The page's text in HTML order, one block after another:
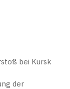
bei Kursk
der